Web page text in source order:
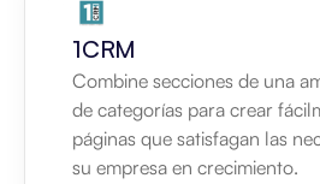
1CRM
Combine secciones de una
de categorías para crear
páginas que satisfagan las
su empresa en crecimiento.